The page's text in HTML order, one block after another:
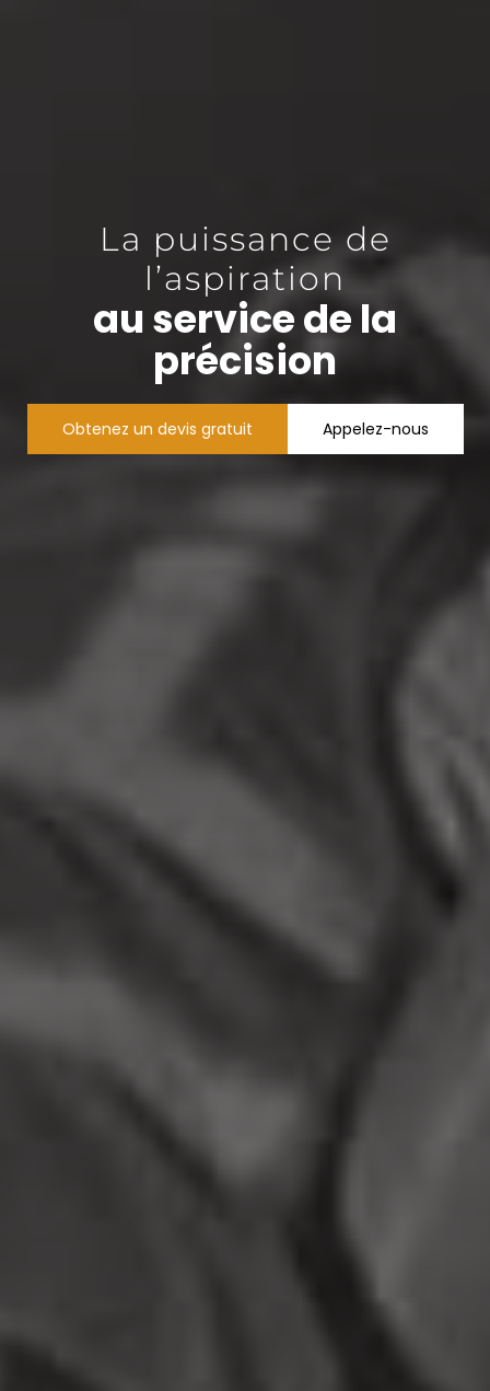
La puissance de
l’aspiration
au service de la
précision
Obtenez un devis gratuit Appelez-nous